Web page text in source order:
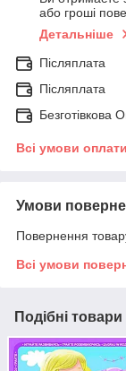
або гроші
Детальніше
Післяплата
Післяплата
Безготівкова
Всі умови оплати
Умови
Повернення
Всі умови
Подібні товари